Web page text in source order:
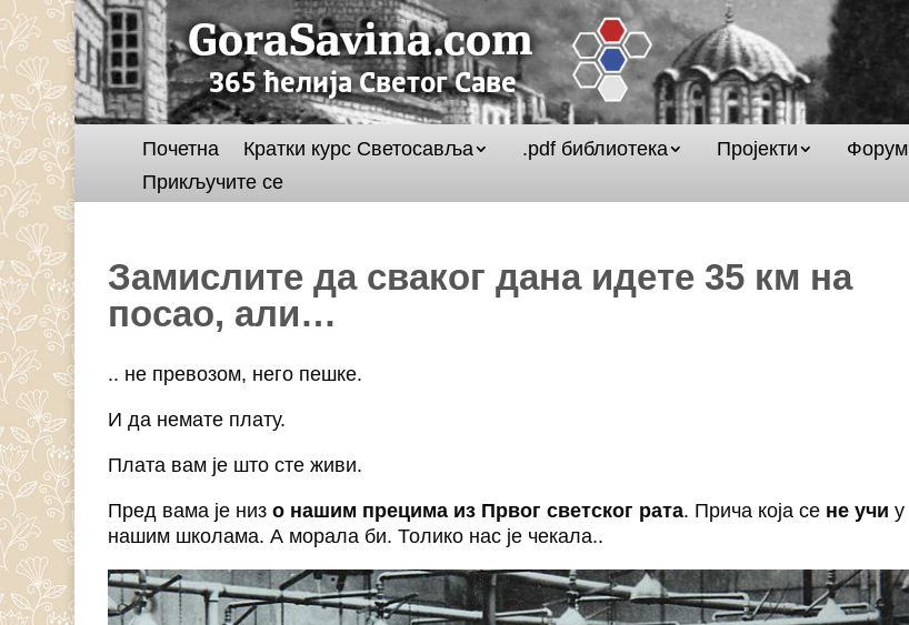
Почетна Кратки курс Светосавља .pdf библиотека Пројекти
Форум
Прикључите се
Замислите да сваког дана идете 35 км на
посао, али…
.. не превозом, него пешке.
И да немате плату.
Плата вам је што сте живи.
Пред вама је низо нашим прецима из Првог светског рата. Прича која се не учи у
нашим школама. А морала би. Толико нас је чекала..